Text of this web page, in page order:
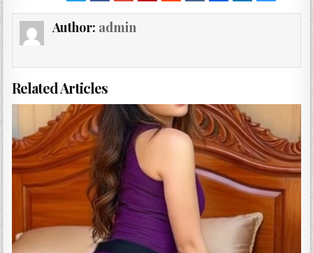
Author: admin
Related Articles